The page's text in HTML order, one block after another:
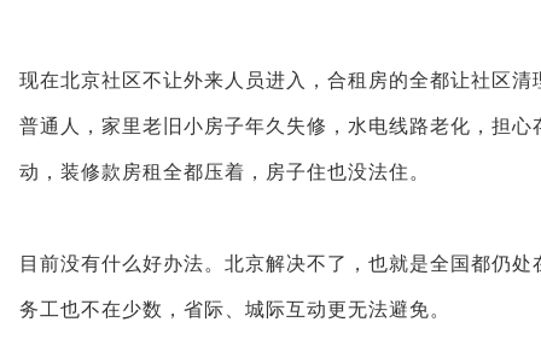
现在北京社区不让外来人员进入，合租房的全都让社区
普通人，家里老旧小房子年久失修，水电线路老化，担
动，装修款房租全都压着，房子住也没法住。
目前没有什么好办法。北京解决不了，也就是全国都仍
务工也不在少数，省际、城际互动更无法避免。